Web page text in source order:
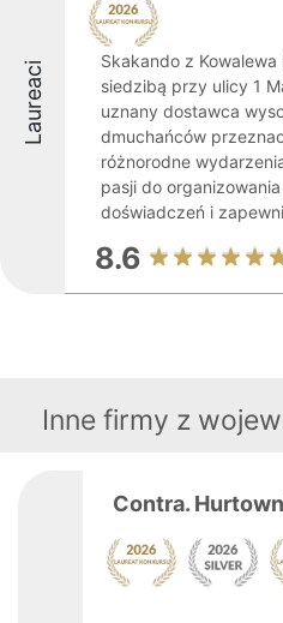
Laureaci
Skakando z Kowalewa
siedzibą przy ulicy 1
uznany dostawca
dmuchańców
różnorodne
pasji do
doświadczeń i
8.6
Inne firmy z
Contra.